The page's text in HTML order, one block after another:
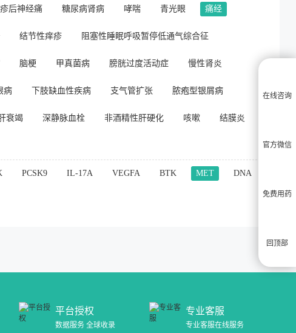
后神经痛 糖尿病肾病 哮喘 青光眼 痛经
结节性痒疹 阻塞性睡眠呼吸暂停低通气综合征
脑梗 甲真菌病 膀胱过度活动症 慢性肾炎
病 下肢缺血性疾病 支气管扩张 脓疱型银屑病
衰竭 深静脉血栓 非酒精性肝硬化 咳嗽 结膜炎
PCSK9 IL-17A VEGFA BTK MET DNA
平台授权
数据服务 全球收录
专业客服
专业客服在线服务
在线咨询
官方微信
免费用药
回顶部